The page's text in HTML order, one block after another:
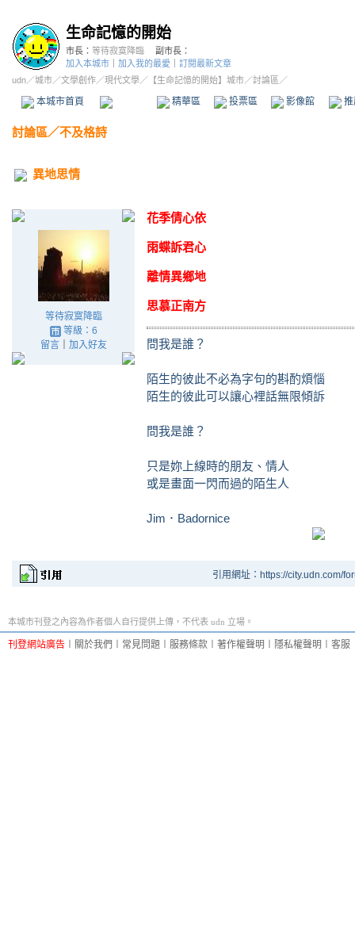
生命記憶的開始
市長： 等待寂寞降臨
副市長：
加入本城市
加入我的最愛
訂閱最新文章
udn／城市／文學創作／現代文學／ 【生命記憶的開始】城市／討論區／
本城市首頁 精華區 投票區 影像館
討論區／不及格詩
異地思情
等待寂寞降臨
等級：6
留言｜ 加入好友
花季倩心依
雨蝶訴君心
離情異鄉地
思慕正南方
問我是誰？
陌生的彼此不必為字句的斟酌煩惱
陌生的彼此可以讓心裡話無限傾訴
問我是誰？
只是妳上線時的朋友、情人
或是畫面一閃而過的陌生人
Jim．Badornice
引用網址：https://city.udn.com/
本城市刊登之內容為作者個人自行提供上傳，不代表 udn 立場。
刊登網站廣告 關於我們 常見問題 服務條款 著作權聲明 隱私權聲明 客服